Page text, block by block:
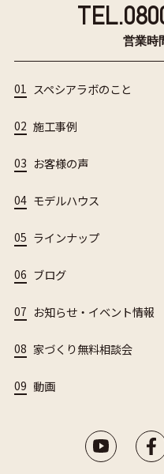
TEL.
営業時
01 スペシアラボのこと
02 施工事例
03 お客様の声
04 モデルハウス
05 ラインナップ
06 ブログ
07 お知らせ・イベント情報
08 家づくり無料相談会
09 動画